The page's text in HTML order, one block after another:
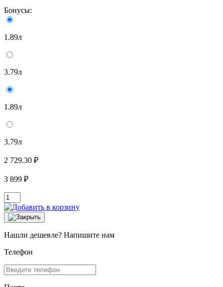
Бонусы:
1.89л
3.79л
1.89л
3.79л
2 729.30 ₽
3 899 ₽
Нашли дешевле? Напишите нам
Телефон